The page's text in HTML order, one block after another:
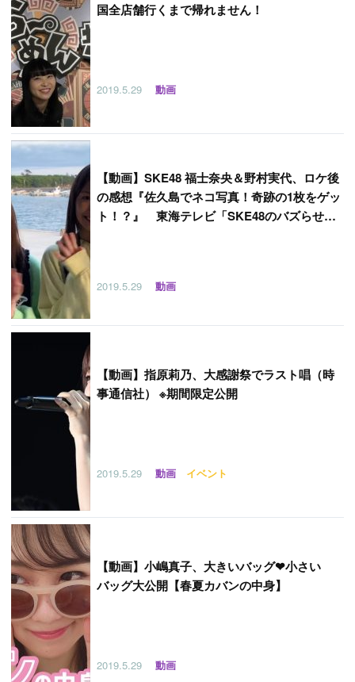
国全店舗行くまで帰れません！
2019.5.29 動画
【動画】SKE48 福士奈央＆野村実代、ロケ後
の感想『佐久島でネコ写真！奇跡の1枚をゲッ
ト！？』 東海テレビ「SKE48のバズらせま
2019.5.29 動画
【動画】指原莉乃、大感謝祭でラスト唱（時
事通信社） ※期間限定公開
2019.5.29 動画 イベント
【動画】小嶋真子、大きいバッグ❤小さい
バッグ大公開【春夏カバンの中身】
2019.5.29 動画